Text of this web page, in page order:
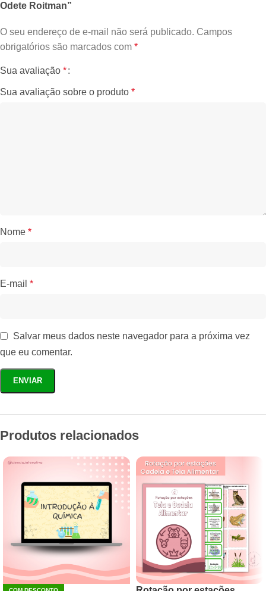
Odete Roitman”
O seu endereço de e-mail não será publicado. Campos
obrigatórios são marcados com *
Sua avaliação *
Sua avaliação sobre o produto *
Nome *
E-mail *
Salvar meus dados neste navegador para a próxima vez
que eu comentar.
Produtos relacionados